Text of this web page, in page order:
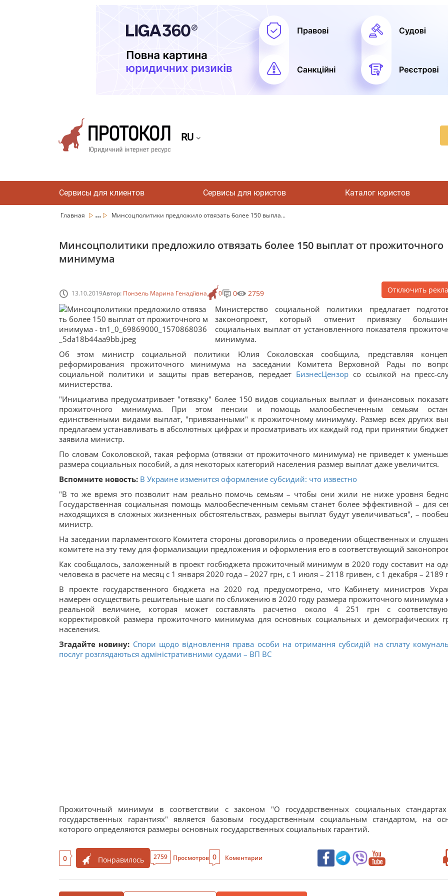
RU
Сервисы для клиентов Сервисы для юристов Каталог юристов
Главная ... Минсоцполитики предложило отвязать более 150 выпла...
Минсоцполитики предложило отвязать более 150 выплат от прожиточного
минимума
13.10.2019Автор: Понзель Марина Генадіївна 0 0 2759 Отключить
Министерство социальной политики предлагает
законопроект, который отменит привязку
социальных выплат от установленного показателя
минимума.
Об этом министр социальной политики Юлия Соколовская сообщила, представляя
реформирования прожиточного минимума на заседании Комитета Верховной Рады по
социальной политики и защиты прав ветеранов, передает БизнесЦензор со ссылкой на пресс-
министерства.
"Инициатива предусматривает "отвязку" более 150 видов социальных выплат и финансовых
прожиточного минимума. При этом пенсии и помощь малообеспеченным семьям
единственными видами выплат, "привязанными" к прожиточному минимуму. Размер всех других
предлагаем устанавливать в абсолютных цифрах и просматривать их каждый год при принятии
заявила министр.
По словам Соколовской, такая реформа (отвязки от прожиточного минимума) не приведет к
размера социальных пособий, а для некоторых категорий населения размер выплат даже увеличится.
Вспомните новость: В Украине изменится оформление субсидий: что известно
"В то же время это позволит нам реально помочь семьям – чтобы они жили не ниже уровня
Государственная социальная помощь малообеспеченным семьям станет более эффективной – для
находящихся в сложных жизненных обстоятельствах, размеры выплат будут увеличиваться", –
министр.
На заседании парламентского Комитета стороны договорились о проведении общественных и
комитете на эту тему для формализации предложения и оформления его в соответствующий
Как сообщалось, заложенный в проект госбюджета прожиточный минимум в 2020 году составит на
человека в расчете на месяц с 1 января 2020 года – 2027 грн, с 1 июля – 2118 гривен, с 1 декабря – 2189
В проекте государственного бюджета на 2020 год предусмотрено, что Кабинету министров
намерен осуществить решительные шаги по сближению в 2020 году размера прожиточного минимума
реальной величине, которая может составлять расчетно около 4 251 грн с
корректировкой размера прожиточного минимума для основных социальных и демографических
населения.
Згадайте новину: Спори щодо відновлення права особи на отримання субсидій на сплату
послуг розглядаються адміністративними судами – ВП ВС
Прожиточный минимум в соответствии с законом "О государственных социальных
государственных гарантиях" является базовым государственным социальным стандартом, на
которого определяются размеры основных государственных социальных гарантий.
0 Понравилось 2759 Просмотров 0 Коментарии